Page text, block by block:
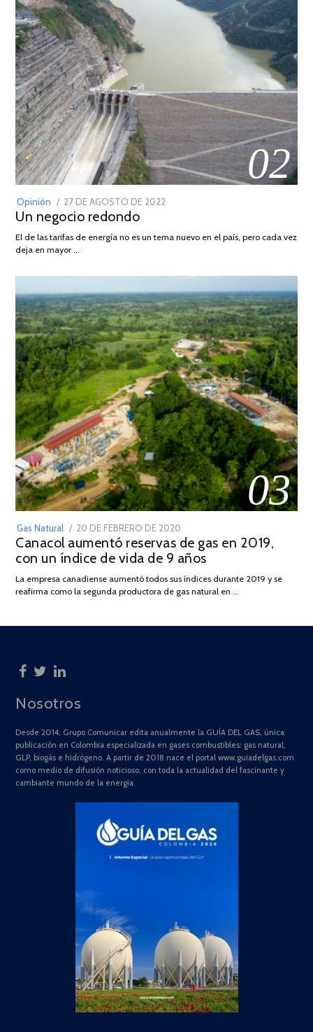
02
Opinión
POSTED
ON
27 DE AGOSTO DE 2022
DE
Un negocio redondo
El de las tarifas de energía no es un tema nuevo en el país, pero cada vez
deja en mayor …
03
Gas Natural
POSTED
ON
20 DE FEBRERO DE 2020
DE
JULIO
2025
Canacol aumentó reservas de gas en 2019,
con un índice de vida de 9 años
La empresa canadiense aumentó todos sus índices durante 2019 y se
reafirma como la segunda productora de gas natural en …
Nosotros
Desde 2014, Grupo Comunicar edita anualmente la GUÍA DEL GAS, única
publicación en Colombia especializada en gases combustibles: gas natural,
GLP, biogás e hidrógeno. A partir de 2018 nace el portal www.guiadelgas.com
como medio de difusión noticioso, con toda la actualidad del fascinante y
cambiante mundo de la energía.